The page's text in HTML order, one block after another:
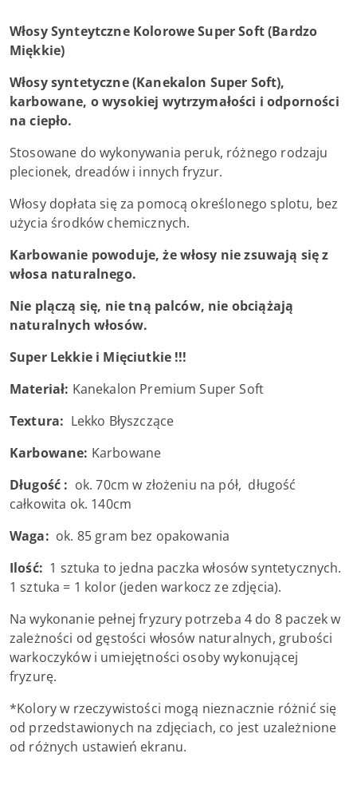
Włosy Synteytczne Kolorowe Super Soft (Bardzo
Miękkie)
Włosy syntetyczne (Kanekalon Super Soft),
karbowane, o wysokiej wytrzymałości i odporności
na ciepło.
Stosowane do wykonywania peruk, różnego rodzaju
plecionek, dreadów i innych fryzur.
Włosy dopłata się za pomocą określonego splotu, bez
użycia środków chemicznych.
Karbowanie powoduje, że włosy nie zsuwają się z
włosa naturalnego.
Nie plączą się, nie tną palców, nie obciążają
naturalnych włosów.
Super Lekkie i Mięciutkie !!!
Materiał: Kanekalon Premium Super Soft
Textura: Lekko Błyszczące
Karbowane: Karbowane
Długość : ok. 70cm w złożeniu na pół, długość
całkowita ok. 140cm
Waga: ok. 85 gram bez opakowania
Ilość: 1 sztuka to jedna paczka włosów syntetycznych.
1 sztuka = 1 kolor (jeden warkocz ze zdjęcia).
Na wykonanie pełnej fryzury potrzeba 4 do 8 paczek w
zależności od gęstości włosów naturalnych, grubości
warkoczyków i umiejętności osoby wykonującej
fryzurę.
*Kolory w rzeczywistości mogą nieznacznie różnić się
od przedstawionych na zdjęciach, co jest uzależnione
od różnych ustawień ekranu.